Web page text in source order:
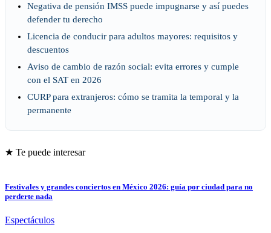
Negativa de pensión IMSS puede impugnarse y así puedes
defender tu derecho
Licencia de conducir para adultos mayores: requisitos y
descuentos
Aviso de cambio de razón social: evita errores y cumple
con el SAT en 2026
CURP para extranjeros: cómo se tramita la temporal y la
permanente
★ Te puede interesar
Festivales y grandes conciertos en México 2026: guía por ciudad para no
perderte nada
Espectáculos